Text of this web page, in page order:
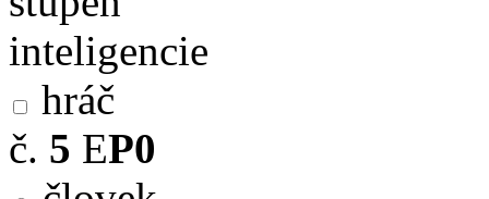
inteligencie
hráč
č. 5 EP0